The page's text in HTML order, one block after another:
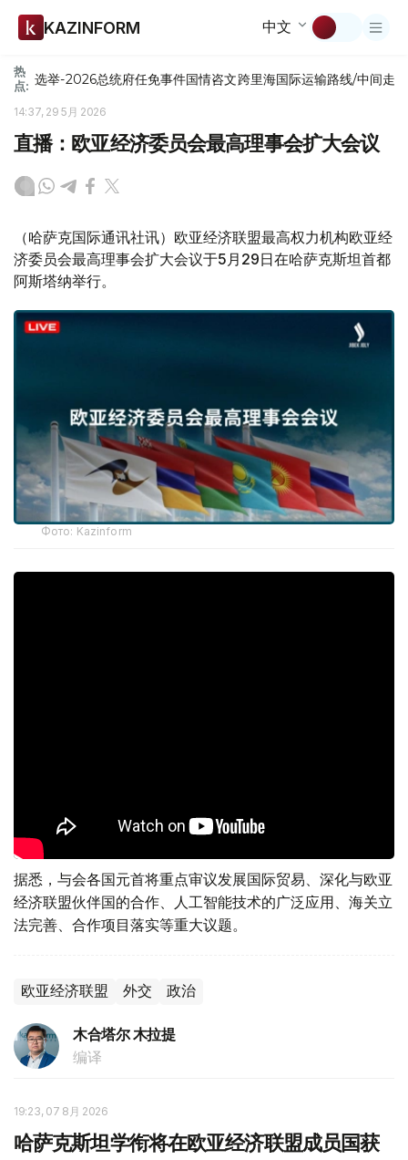
KAZINFORM 中文
热
点: 选举-2026总统府任免事件国情咨文跨里海国际运输路线/中间走廊
14:37, 29 5月 2026
直播：欧亚经济委员会最高理事会扩大会议
（哈萨克国际通讯社讯）欧亚经济联盟最高权力机构欧亚经
济委员会最高理事会扩大会议于5月29日在哈萨克斯坦首都
阿斯塔纳举行。
Фото: Kazinform
据悉，与会各国元首将重点审议发展国际贸易、深化与欧亚
经济联盟伙伴国的合作、人工智能技术的广泛应用、海关立
法完善、合作项目落实等重大议题。
欧亚经济联盟 外交 政治
木合塔尔 木拉提
编译
19:23, 07 8月 2026
哈萨克斯坦学衔将在欧亚经济联盟成员国获